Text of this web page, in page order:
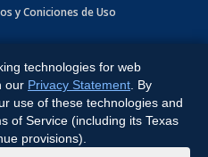
y Coniciones de Uso
Ruby Shore Software
technologies for web
our Privacy Statement . By
use of these technologies and
of Service (including its Texas
provisions).